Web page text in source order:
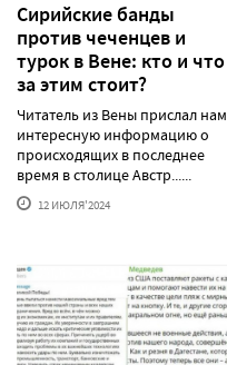
Сирийские банды
против чеченцев и
турок в Вене: кто и что
за этим стоит?
Читатель из Вены прислал нам
интересную информацию о
происходящих в последнее
время в столице Австр......
12 ИЮЛЯ'2024